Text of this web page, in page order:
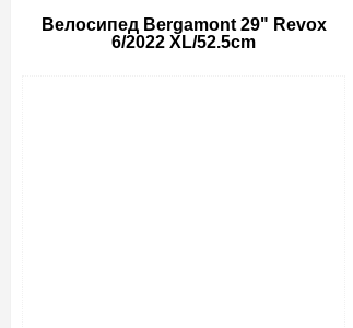
Велосипед Bergamont 29" Revox
6/2022 XL/52.5cm